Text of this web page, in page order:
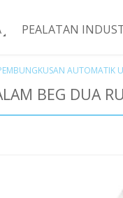
PEALATAN
AUTOMATIK
BEG DUA